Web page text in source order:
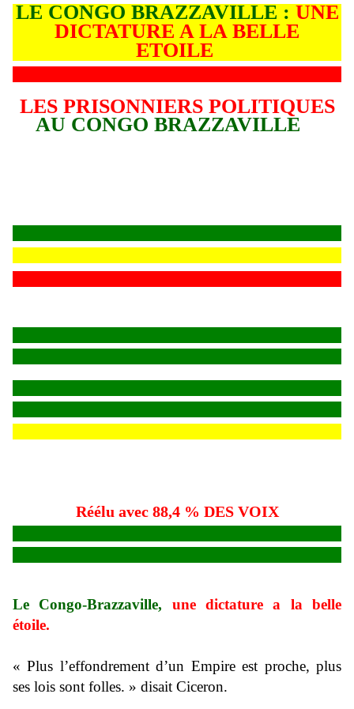
LE CONGO BRAZZAVILLE : UNE
DICTATURE A LA BELLE
ETOILE
LES PRISONNIERS POLITIQUES
AU CONGO BRAZZAVILLE
Réélu avec 88,4 % DES VOIX
Le Congo-Brazzaville,
une dictature a la belle
étoile.
« Plus l’effondrement d’un Empire est proche, plus
ses lois sont folles. » disait Ciceron.